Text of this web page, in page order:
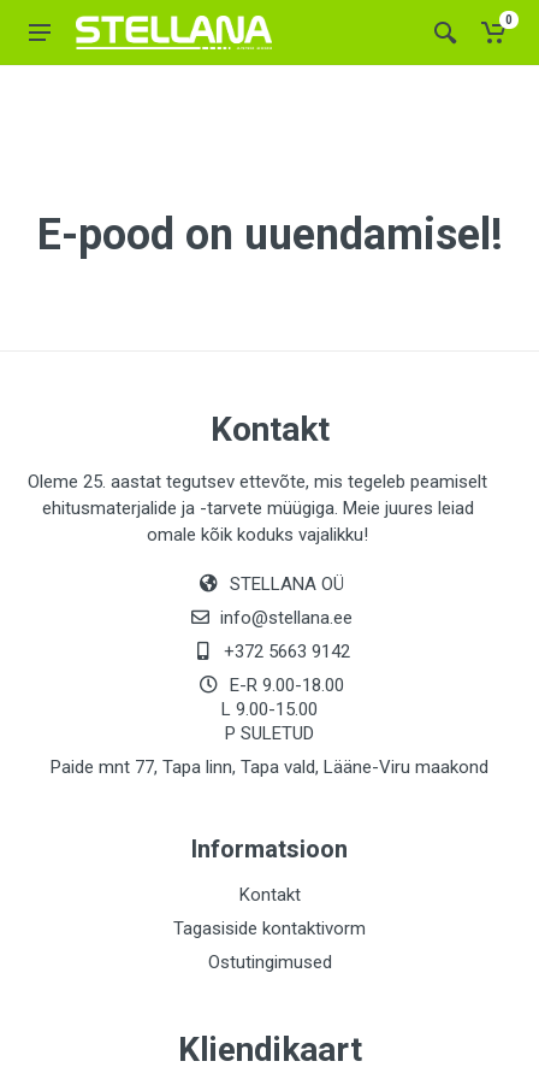
0
E-pood on uuendamisel!
Kontakt
Oleme 25. aastat tegutsev ettevõte, mis tegeleb peamiselt
ehitusmaterjalide ja -tarvete müügiga. Meie juures leiad
omale kõik koduks vajalikku!
STELLANA OÜ
info@stellana.ee
+372 5663 9142
E-R 9.00-18.00
L 9.00-15.00
P SULETUD
Paide mnt 77, Tapa linn, Tapa vald, Lääne-Viru maakond
Informatsioon
Kontakt
Tagasiside kontaktivorm
Ostutingimused
Kliendikaart